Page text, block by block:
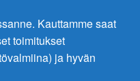
Kauttamme saat
toimitukset
ja hyvän